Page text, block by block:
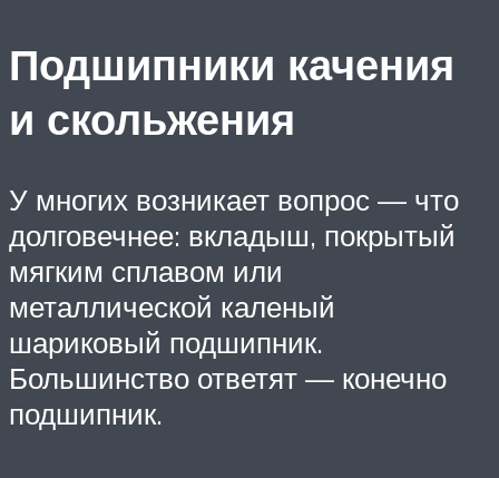
Подшипники качения
и скольжения
У многих возникает вопрос — что
долговечнее: вкладыш, покрытый
мягким сплавом или
металлической каленый
шариковый подшипник.
Большинство ответят — конечно
подшипник.